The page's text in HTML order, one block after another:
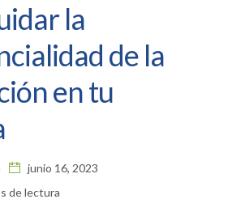
la
de la
en tu
junio 16, 2023
de lectura